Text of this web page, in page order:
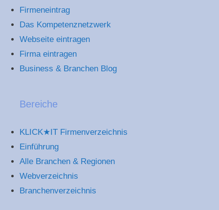
Firmeneintrag
Das Kompetenznetzwerk
Webseite eintragen
Firma eintragen
Business & Branchen Blog
Bereiche
KLICK★IT Firmenverzeichnis
Einführung
Alle Branchen & Regionen
Webverzeichnis
Branchenverzeichnis